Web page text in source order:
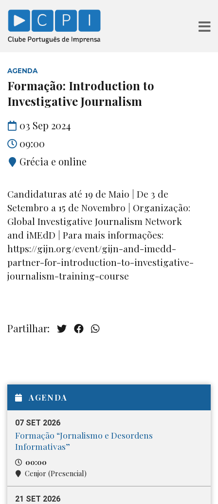
AGENDA
Formação: Introduction to
Investigative Journalism
03 Sep 2024
09:00
Grécia e online
Candidaturas até 19 de Maio | De 3 de
Setembro a 15 de Novembro | Organização:
Global Investigative Journalism Network
and iMEdD | Para mais informações:
https://gijn.org/event/gijn-and-imedd-
partner-for-introduction-to-investigative-
journalism-training-course
Partilhar:
AGENDA
07 SET 2026
Formação “Jornalismo e Desordens
Informativas”
00:00
Cenjor (Presencial)
21 SET 2026